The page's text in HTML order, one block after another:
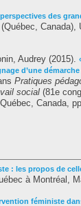
des
Audrey (2015).
d’une
Pratiques
social (81e
Canada,
: les propos de
à Montréal,
féministe